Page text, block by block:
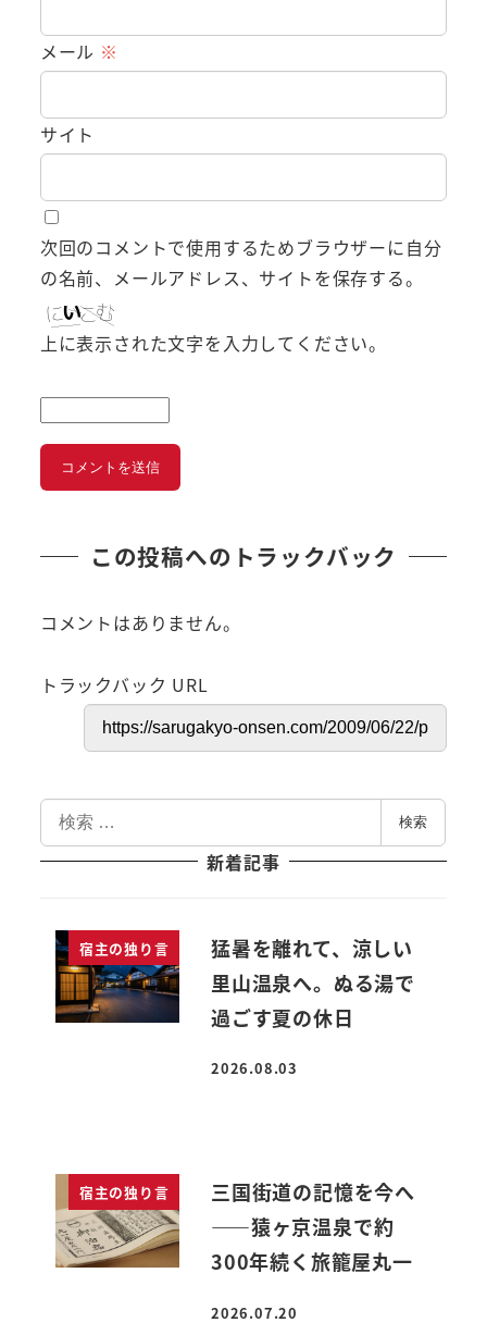
メール ※
サイト
次回のコメントで使用するためブラウザーに自分
の名前、メールアドレス、サイトを保存する。
上に表示された文字を入力してください。
この投稿へのトラックバック
コメントはありません。
トラックバック URL
検
索
検索
新着記事
宿主の独り言
猛暑を離れて、涼しい
里山温泉へ。ぬる湯で
過ごす夏の休日
投稿日
2026.08.03
宿主の独り言
三国街道の記憶を今へ
――猿ヶ京温泉で約
300年続く旅籠屋丸一
投稿日
2026.07.20